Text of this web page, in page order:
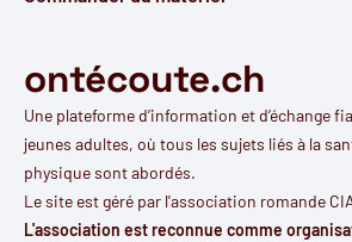
ontécoute.ch
Une plateforme d’information et d’échange
jeunes adultes, où tous les sujets liés à la
physique sont abordés.
Le site est géré par l'association romande
L'association est reconnue comme